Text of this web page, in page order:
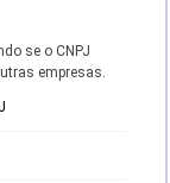
se o CNPJ
empresas.